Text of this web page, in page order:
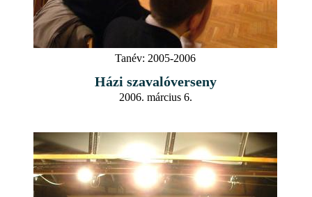
Tanév: 2005-2006
Házi szavalóverseny
2006. március 6.